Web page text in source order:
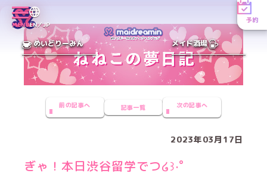
MENUEN／JP
予約
めいどりーみん メイド酒場
前の記事へ 記事一覧 次の記事へ
2023年03月17日
ぎゃ！本日渋谷留学でつ໒꒱·ﾟ